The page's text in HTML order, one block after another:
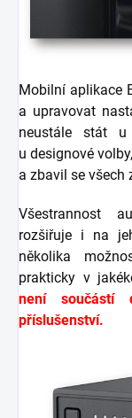
Mobilní aplikace
a upravovat
neustále stát u
u designové
a zbavil se všech
Všestrannost
rozšiřuje i na
několika
prakticky v
není součástí
příslušenství.